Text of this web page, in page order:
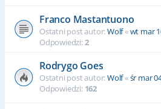
Franco Mastantuono
Ostatni post autor:Wolf«wt mar
Odpowiedzi:2
Rodrygo Goes
Ostatni post autor:Wolf«śr mar
Odpowiedzi: 162